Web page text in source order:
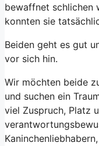
bewaffnet schlichen
konnten sie
Beiden geht es gut
vor sich hin.
Wir möchten beide
und suchen ein
viel Zuspruch, Platz